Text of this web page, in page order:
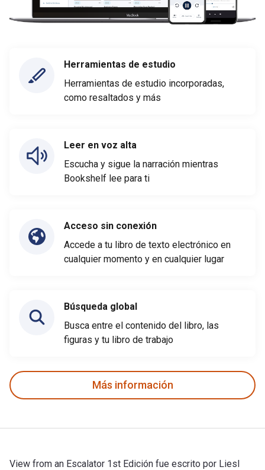
Herramientas de estudio
Herramientas de estudio incorporadas,
como resaltados y más
Leer en voz alta
Escucha y sigue la narración mientras
Bookshelf lee para ti
Acceso sin conexión
Accede a tu libro de texto electrónico en
cualquier momento y en cualquier lugar
Búsqueda global
Busca entre el contenido del libro, las
figuras y tu libro de trabajo
Más información
View from an Escalator 1st Edición fue escrito por Liesl